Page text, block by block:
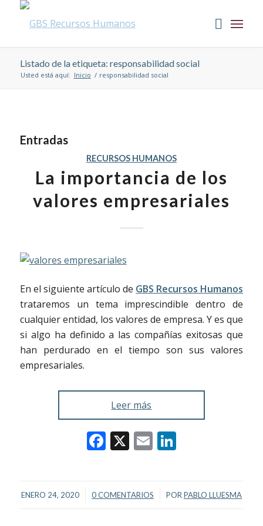
Listado de la etiqueta: responsabilidad social
Usted está aquí: Inicio / responsabilidad social
Entradas
RECURSOS HUMANOS
La importancia de los
valores empresariales
En el siguiente artículo de GBS Recursos Humanos
trataremos un tema imprescindible dentro de
cualquier entidad, los valores de empresa. Y es que
si algo ha definido a las compañías exitosas que
han perdurado en el tiempo son sus valores
empresariales.
Leer más
Facebook
X EmailLinkedIn
ENERO 24, 2020
/ 0 COMENTARIOS
/ POR PABLO LLUESMA